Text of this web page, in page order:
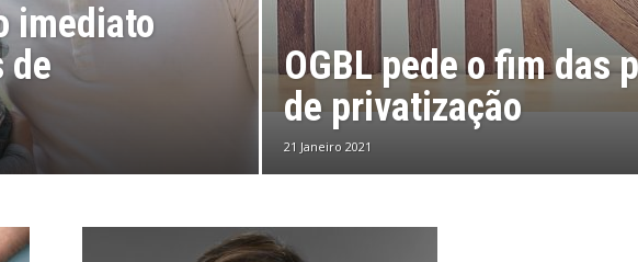
imediato
de
OGBL pede o fim das
de privatização
21 Janeiro 2021